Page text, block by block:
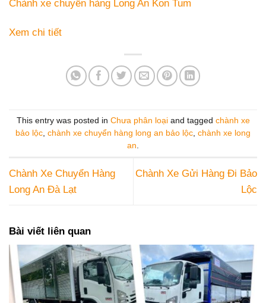
Chành xe chuyển hàng Long An Kon Tum
Xem chi tiết
This entry was posted in Chưa phân loạiand tagged chành xe
bảo lộc, chành xe chuyển hàng long an bảo lộc, chành xe long
an.
Chành Xe Chuyển Hàng
Long An Đà Lạt
Chành Xe Gửi Hàng Đi Bảo
Lộc
Bài viết liên quan